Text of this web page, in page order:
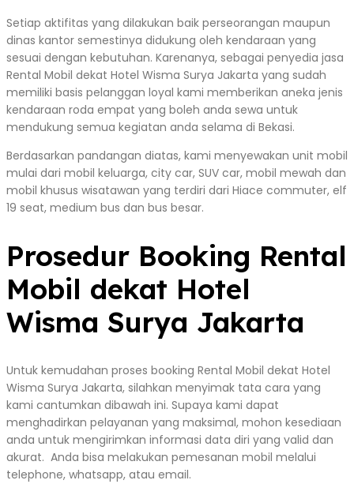
Setiap aktifitas yang dilakukan baik perseorangan maupun
dinas kantor semestinya didukung oleh kendaraan yang
sesuai dengan kebutuhan. Karenanya, sebagai penyedia jasa
Rental Mobil dekat Hotel Wisma Surya Jakarta yang sudah
memiliki basis pelanggan loyal kami memberikan aneka jenis
kendaraan roda empat yang boleh anda sewa untuk
mendukung semua kegiatan anda selama di Bekasi.
Berdasarkan pandangan diatas, kami menyewakan unit mobil
mulai dari mobil keluarga, city car, SUV car, mobil mewah dan
mobil khusus wisatawan yang terdiri dari Hiace commuter, elf
19 seat, medium bus dan bus besar.
Prosedur Booking Rental
Mobil dekat Hotel
Wisma Surya Jakarta
Untuk kemudahan proses booking Rental Mobil dekat Hotel
Wisma Surya Jakarta, silahkan menyimak tata cara yang
kami cantumkan dibawah ini. Supaya kami dapat
menghadirkan pelayanan yang maksimal, mohon kesediaan
anda untuk mengirimkan informasi data diri yang valid dan
akurat. Anda bisa melakukan pemesanan mobil melalui
telephone, whatsapp, atau email.